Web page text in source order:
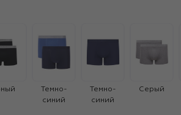
Темно-
синий
Темно-
синий
Серый